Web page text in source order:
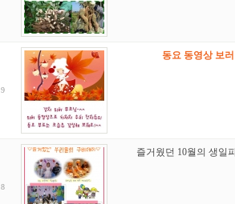
9
동요 동영상 보
8
즐거웠던 10월의 생일